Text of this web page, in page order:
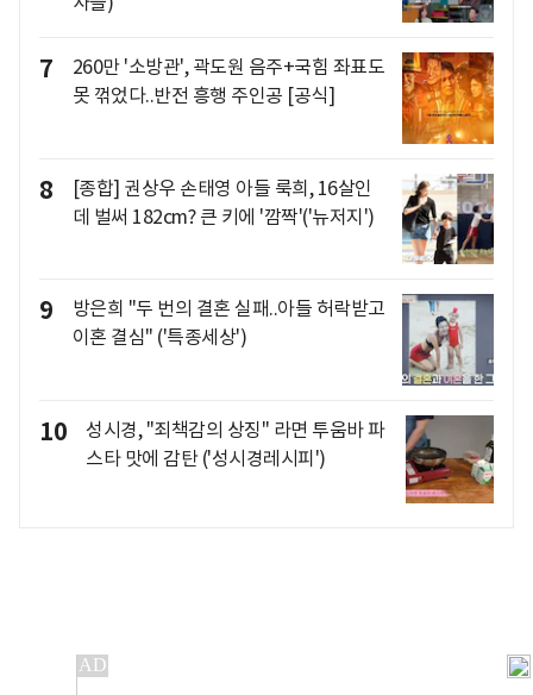
7
260만 '소방관', 곽도원 음주+국힘 좌표도
못 꺾었다..반전 흥행 주인공 [공식]
8
[종합] 권상우 손태영 아들 룩희, 16살인
데 벌써 182cm? 큰 키에 '깜짝'('뉴저지')
9
방은희 "두 번의 결혼 실패..아들 허락받고
이혼 결심" ('특종세상')
10
성시경, "죄책감의 상징" 라면 투움바 파
스타 맛에 감탄 ('성시경레시피')